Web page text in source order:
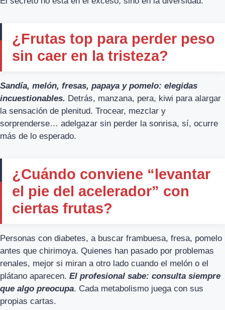
¿Frutas top para perder peso
sin caer en la tristeza?
Sandía, melón, fresas, papaya y pomelo: elegidas
incuestionables. Detrás, manzana, pera, kiwi para alargar
la sensación de plenitud. Trocear, mezclar y
sorprenderse… adelgazar sin perder la sonrisa, sí, ocurre
más de lo esperado.
¿Cuándo conviene “levantar
el pie del acelerador” con
ciertas frutas?
Personas con diabetes, a buscar frambuesa, fresa, pomelo
antes que chirimoya. Quienes han pasado por problemas
renales, mejor si miran a otro lado cuando el melón o el
plátano aparecen. El profesional sabe: consulta siempre
que algo preocupa. Cada metabolismo juega con sus
propias cartas.